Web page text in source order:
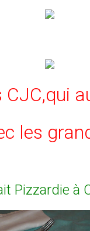
CJC,qui
les
Pizzardie à